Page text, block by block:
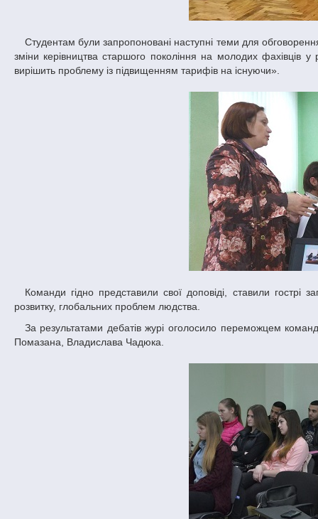
Студентам були запропоновані наступні теми для обговорення: «Будь-який мир краще війни», «Врятувати Україну від кризи можна шляхом
зміни керівництва старшого покоління на молодих фахівців у
вирішить проблему із підвищенням тарифів на існуючи».
Команди гідно представили свої доповіді, ставили гострі запитання, наводили аргументи, продемонстрували знання з питань сталого
розвитку, глобальних проблем людства.
За результатами дебатів журі оголосило переможцем команду факультету міжнародної економіки у складі Григорія Калюжного, Максима
Помазана, Владислава Чадюка.